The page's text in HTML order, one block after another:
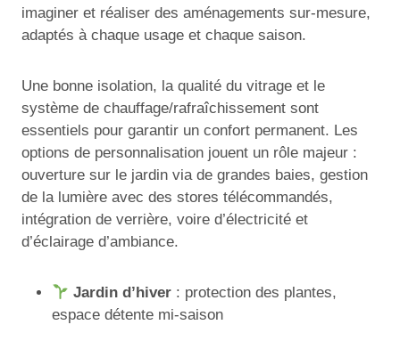
imaginer et réaliser des aménagements sur-mesure,
adaptés à chaque usage et chaque saison.
Une bonne isolation, la qualité du vitrage et le
système de chauffage/rafraîchissement sont
essentiels pour garantir un confort permanent. Les
options de personnalisation jouent un rôle majeur :
ouverture sur le jardin via de grandes baies, gestion
de la lumière avec des stores télécommandés,
intégration de verrière, voire d’électricité et
d’éclairage d’ambiance.
Jardin d’hiver : protection des plantes,
espace détente mi-saison